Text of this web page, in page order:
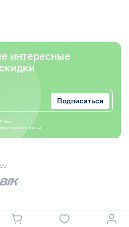
интересные
Подписаться
вы